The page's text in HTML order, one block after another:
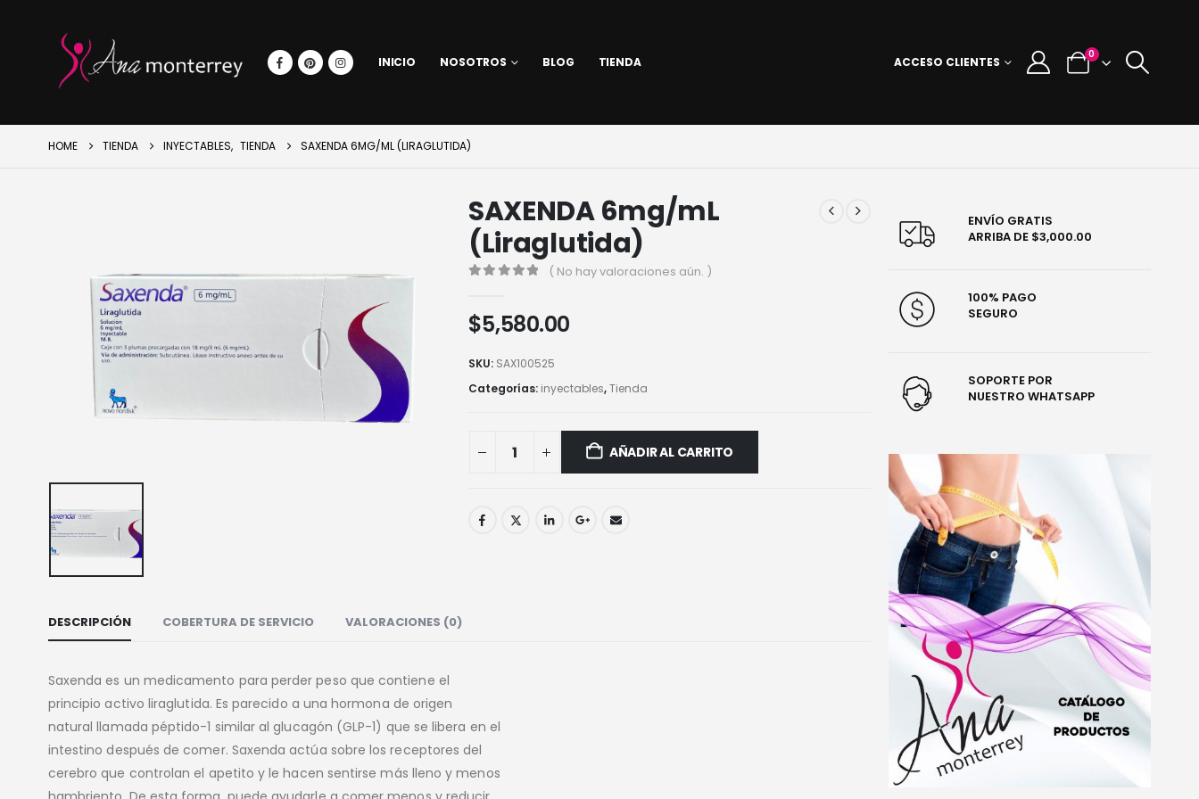
INICIO NOSOTROS BLOG TIENDA ACCESO CLIENTES
0
HOME TIENDA INYECTABLES, TIENDA SAXENDA 6MG/ML (LIRAGLUTIDA)
SAXENDA 6mg/mL
(Liraglutida)
( No hay valoraciones aún. )
$5,580.00
SKU: SAX100525
Categorías: inyectables,Tienda
AÑADIR AL CARRITO
DESCRIPCIÓN COBERTURA DE SERVICIO VALORACIONES (0)
Saxenda es un medicamento para perder peso que contiene el
principio activo liraglutida. Es parecido a una hormona de origen
natural llamada péptido-1 similar al glucagón (GLP-1) que se libera en el
intestino después de comer. Saxenda actúa sobre los receptores del
cerebro que controlan el apetito y le hacen sentirse más lleno y menos
ENVÍO GRATIS
ARRIBA DE $3,000.00
100% PAGO
SEGURO
SOPORTE POR
NUESTRO WHATSAPP